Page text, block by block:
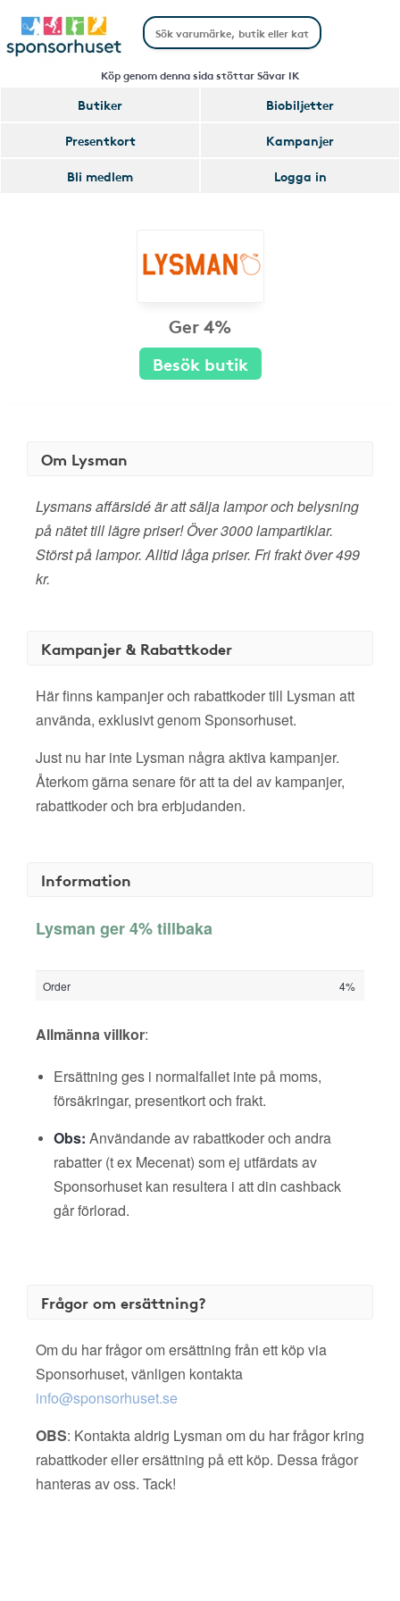
Köp genom denna sida stöttar Sävar IK
Butiker
Biobiljetter
Presentkort
Kampanjer
Bli medlem
Logga in
Ger 4%
Besök butik
Om Lysman
Lysmans affärsidé är att sälja lampor och belysning
på nätet till lägre priser! Över 3000 lampartiklar.
Störst på lampor. Alltid låga priser. Fri frakt över 499
kr.
Kampanjer & Rabattkoder
Här finns kampanjer och rabattkoder till Lysman att
använda, exklusivt genom Sponsorhuset.
Just nu har inte Lysman några aktiva kampanjer.
Återkom gärna senare för att ta del av kampanjer,
rabattkoder och bra erbjudanden.
Information
Lysman ger 4% tillbaka
Order 4%
Allmänna villkor:
Ersättning ges i normalfallet inte på moms,
försäkringar, presentkort och frakt.
Obs: Användande av rabattkoder och andra
rabatter (t ex Mecenat) som ej utfärdats av
Sponsorhuset kan resultera i att din cashback
går förlorad.
Frågor om ersättning?
Om du har frågor om ersättning från ett köp via
Sponsorhuset, vänligen kontakta
info@sponsorhuset.se
OBS: Kontakta aldrig Lysman om du har frågor kring
rabattkoder eller ersättning på ett köp. Dessa frågor
hanteras av oss. Tack!